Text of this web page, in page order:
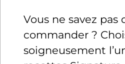
Vous ne savez pas
commander ?
soigneusement